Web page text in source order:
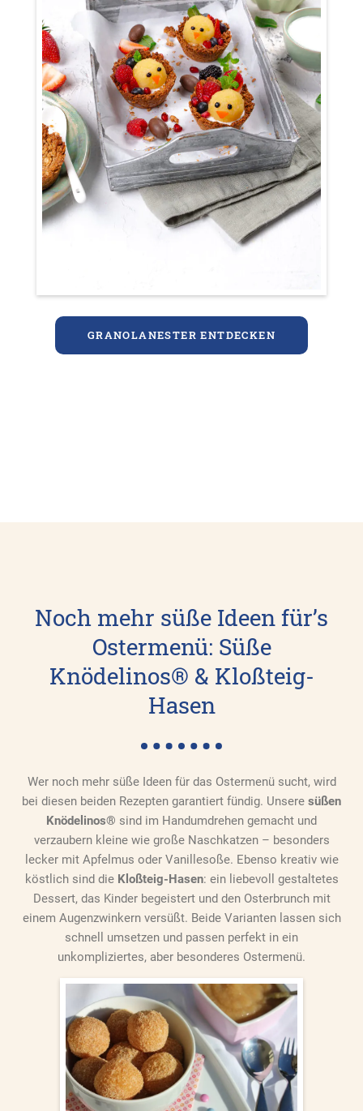
GRANOLANESTER ENTDECKEN
Noch mehr süße Ideen für’s
Ostermenü: Süße
Knödelinos® & Kloßteig-
Hasen
Wer noch mehr süße Ideen für das Ostermenü sucht, wird
bei diesen beiden Rezepten garantiert fündig. Unsere süßen
Knödelinos® sind im Handumdrehen gemacht und
verzaubern kleine wie große Naschkatzen – besonders
lecker mit Apfelmus oder Vanillesoße. Ebenso kreativ wie
köstlich sind die Kloßteig-Hasen: ein liebevoll gestaltetes
Dessert, das Kinder begeistert und den Osterbrunch mit
einem Augenzwinkern versüßt. Beide Varianten lassen sich
schnell umsetzen und passen perfekt in ein
unkompliziertes, aber besonderes Ostermenü.